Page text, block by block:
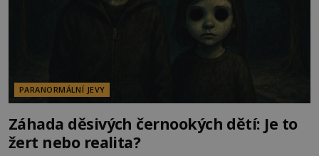
PARANORMÁLNÍ JEVY
Záhada děsivých černookých dětí: Je to
žert nebo realita?